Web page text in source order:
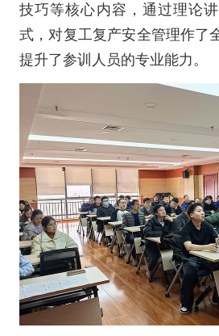
技巧等核心内容，通过理论
式，对复工复产安全管理作了
提升了参训人员的专业能力。